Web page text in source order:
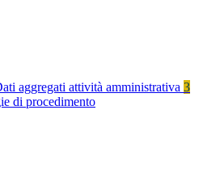
aggregati attività amministrativa 3
di procedimento